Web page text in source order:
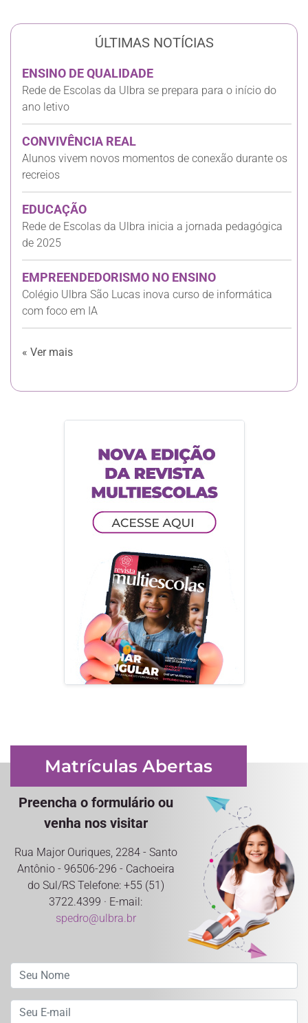
ÚLTIMAS NOTÍCIAS
ENSINO DE QUALIDADE
Rede de Escolas da Ulbra se prepara para o início do
ano letivo
CONVIVÊNCIA REAL
Alunos vivem novos momentos de conexão durante os
recreios
EDUCAÇÃO
Rede de Escolas da Ulbra inicia a jornada pedagógica
de 2025
EMPREENDEDORISMO NO ENSINO
Colégio Ulbra São Lucas inova curso de informática
com foco em IA
« Ver mais
Matrículas Abertas
Preencha o formulário ou
venha nos visitar
Rua Major Ouriques, 2284 - Santo
Antônio - 96506-296 - Cachoeira
do Sul/RS Telefone: +55 (51)
3722.4399 · E-mail:
spedro@ulbra.br